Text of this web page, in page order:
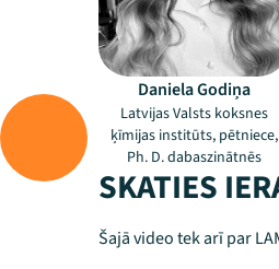
Daniela Godiņa
Latvijas Valsts koksnes
ķīmijas institūts, pētniece,
Ph. D. dabaszinātnēs
SKATIES
Šajā video tek arī par